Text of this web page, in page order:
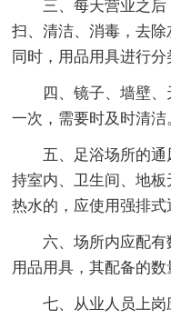
三、每天营业之后
扫、清洁、消毒，去除
同时，用品用具进行分
四、镜子、墙壁、
一次，需要时及时清洁
五、足浴场所的通
持室内、卫生间、地
热水的，应使用强排式
六、场所内应配有
用品用具，其配备的数
七、从业人员上岗